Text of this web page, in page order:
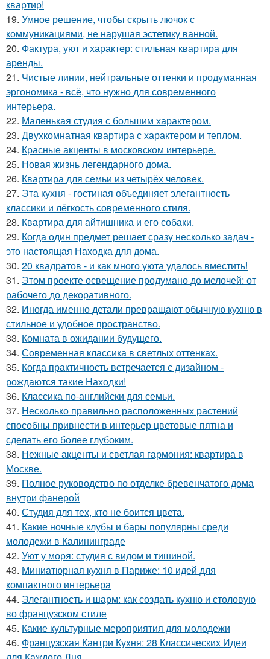
квартир!
19. Умное решение, чтобы скрыть лючок с
коммуникациями, не нарушая эстетику ванной.
20. Фактура, уют и характер: стильная квартира для
аренды.
21. Чистые линии, нейтральные оттенки и продуманная
эргономика - всё, что нужно для современного
интерьера.
22. Маленькая студия с большим характером.
23. Двухкомнатная квартира с характером и теплом.
24. Красные акценты в московском интерьере.
25. Новая жизнь легендарного дома.
26. Квартира для семьи из четырёх человек.
27. Эта кухня - гостиная объединяет элегантность
классики и лёгкость современного стиля.
28. Квартира для айтишника и его собаки.
29. Когда один предмет решает сразу несколько задач -
это настоящая Находка для дома.
30. 20 квадратов - и как много уюта удалось вместить!
31. Этом проекте освещение продумано до мелочей: от
рабочего до декоративного.
32. Иногда именно детали превращают обычную кухню в
стильное и удобное пространство.
33. Комната в ожидании будущего.
34. Современная классика в светлых оттенках.
35. Когда практичность встречается с дизайном -
рождаются такие Находки!
36. Классика по-английски для семьи.
37. Несколько правильно расположенных растений
способны привнести в интерьер цветовые пятна и
сделать его более глубоким.
38. Нежные акценты и светлая гармония: квартира в
Москве.
39. Полное руководство по отделке бревенчатого дома
внутри фанерой
40. Студия для тех, кто не боится цвета.
41. Какие ночные клубы и бары популярны среди
молодежи в Калининграде
42. Уют у моря: студия с видом и тишиной.
43. Миниатюрная кухня в Париже: 10 идей для
компактного интерьера
44. Элегантность и шарм: как создать кухню и столовую
во французском стиле
45. Какие культурные мероприятия для молодежи
46. Французская Кантри Кухня: 28 Классических Идеи